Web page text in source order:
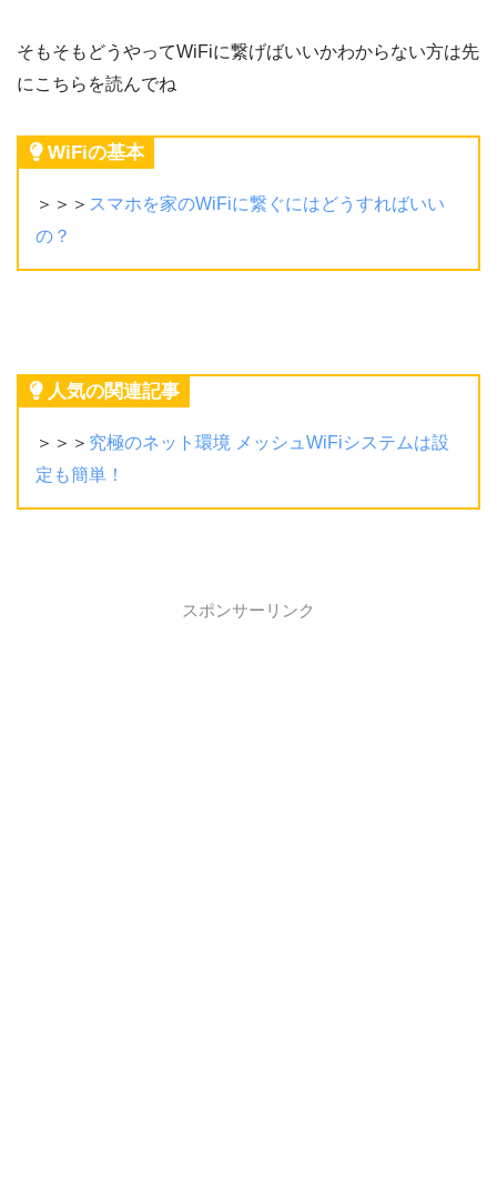
そもそもどうやってWiFiに繋げばいいかわからない方は先
にこちらを読んでね
WiFiの基本
＞＞＞ スマホを家のWiFiに繋ぐにはどうすればいい
の？
人気の関連記事
＞＞＞ 究極のネット環境 メッシュWiFiシステムは設
定も簡単！
スポンサーリンク